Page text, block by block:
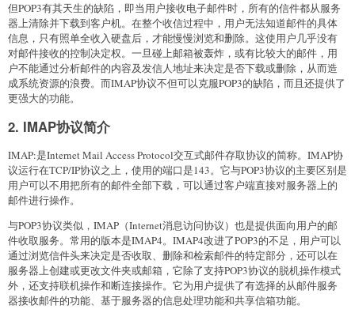
但POP3有其天生的缺陷，即当用户接收电子邮件时，所有的信件都从服务
器上清除并下载到客户机。在整个收信过程中，用户无法知道邮件的具体
信息，只有照单全收入硬盘后，才能慢慢浏览和删除。这使用户几乎没有
对邮件接收的控制决定权。一旦碰上邮箱被轰炸，或有比较大的邮件，用
户不能通过分析邮件的内容及发信人地址来决定是否下载或删除，从而造
成系统资源的浪费。而IMAP协议不但可以克服POP3的缺陷，而且还提供了
更强大的功能。
2. IMAP协议简介
IMAP:是Internet Mail Access Protocol交互式邮件存取协议的简称。IMAP协
议运行在TCP/IP协议之上，使用的端口是143。它与POP3协议的主要区别是
用户可以不用把所有的邮件全部下载，可以通过客户端直接对服务器上的
邮件进行操作。
与POP3协议类似，IMAP（Internet消息访问协议）也是提供面向用户的邮
件收取服务。常用的版本是IMAP4。IMAP4改进了POP3的不足，用户可以
通过浏览信件头来决定是否收取、删除和检索邮件的特定部分，还可以在
服务器上创建或更改文件夹或邮箱，它除了支持POP3协议的脱机操作模式
外，还支持联机操作和断连接操作。它为用户提供了有选择的从邮件服务
器接收邮件的功能、基于服务器的信息处理功能和共享信箱功能。